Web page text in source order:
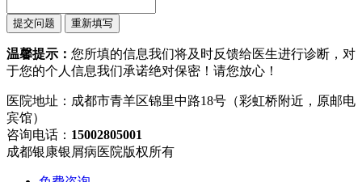
温馨提示： 您所填的信息我们将及时反馈给医生进行诊断，对
于您的个人信息我们承诺绝对保密！请您放心！
医院地址：成都市青羊区锦里中路18号（彩虹桥附近，原邮电
宾馆）
咨询电话： 15002805001
成都银康银屑病医院版权所有